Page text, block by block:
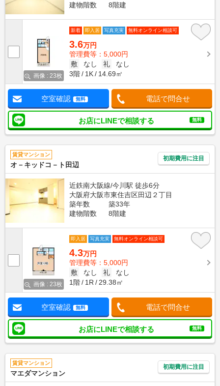
建物階数
8階建
画像 : 23枚
新着 即入居 写真充実 無料オンライン相談可
3.6万円
管理費等：5,000円
敷
なし 礼
なし
3階
1K 14.69㎡
空室確認 無料 電話で問合せ
お店にLINEで相談する 無料
賃貸マンション
オ－キッドコ－ト田辺
初期費用に注目
近鉄南大阪線/今川駅 徒歩6分
大阪府大阪市東住吉区田辺２丁目
築年数
築33年
建物階数
8階建
画像 : 23枚
即入居 写真充実 無料オンライン相談可
4.3万円
管理費等：5,000円
敷
なし 礼
なし
1階
1R 29.38㎡
空室確認 無料 電話で問合せ
お店にLINEで相談する 無料
賃貸マンション
マエダマンション
初期費用に注目